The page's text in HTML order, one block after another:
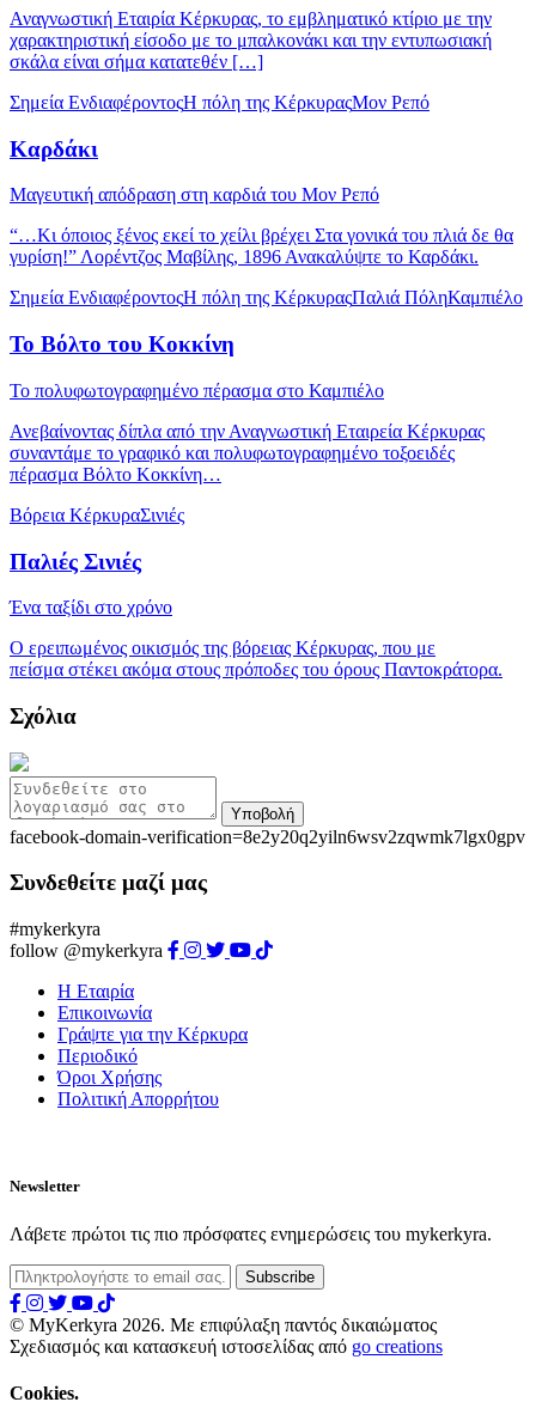
Αναγνωστική Εταιρία Κέρκυρας, το εμβληματικό κτίριο με την
χαρακτηριστική είσοδο με το μπαλκονάκι και την εντυπωσιακή
σκάλα είναι σήμα κατατεθέν […]
Σημεία ΕνδιαφέροντοςΗ πόλη της ΚέρκυραςΜον Ρεπό
Καρδάκι
Μαγευτική απόδραση στη καρδιά του Μον Ρεπό
“…Κι όποιος ξένος εκεί το χείλι βρέχει Στα γονικά του πλιά δε θα
γυρίση!” Λορέντζος Μαβίλης, 1896 Ανακαλύψτε το Καρδάκι.
Σημεία ΕνδιαφέροντοςΗ πόλη της ΚέρκυραςΠαλιά ΠόληΚαμπιέλο
Το Βόλτο του Κοκκίνη
Το πολυφωτογραφημένο πέρασμα στο Καμπιέλο
Ανεβαίνοντας δίπλα από την Αναγνωστική Εταιρεία Κέρκυρας
συναντάμε το γραφικό και πολυφωτογραφημένο τοξοειδές
πέρασμα Βόλτο Κοκκίνη…
Βόρεια ΚέρκυραΣινιές
Παλιές Σινιές
Ένα ταξίδι στο χρόνο
Ο ερειπωμένος οικισμός της βόρειας Κέρκυρας, που με
πείσμα στέκει ακόμα στους πρόποδες του όρους Παντοκράτορα.
Σχόλια
Υποβολή
facebook-domain-verification=8e2y20q2yiln6wsv2zqwmk7lgx0gpv
Συνδεθείτε μαζί μας
#mykerkyra
follow @mykerkyra
Η Εταιρία
Επικοινωνία
Γράψτε για την Κέρκυρα
Περιοδικό
Όροι Χρήσης
Πολιτική Απορρήτου
Newsletter
Λάβετε πρώτοι τις πιο πρόσφατες ενημερώσεις του mykerkyra.
© MyKerkyra 2026. Με επιφύλαξη παντός δικαιώματος
Σχεδιασμός και κατασκευή ιστοσελίδας από go creations
Cookies.